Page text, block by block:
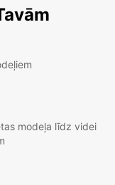
modeļa līdz videi